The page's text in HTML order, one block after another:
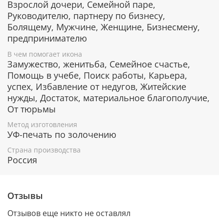
изделию придается особая рельефность и
выразительность. Икона изготовлена из
металлической пластины Miro Silver, нижний слой
которой состоит из алюминия, а верхний - из
серебра. Отдельные элементы покрыты позолотой.
Деревянная основа иконы изготавливается из
наиболее ценных пород лиственных деревьев,
например, дерева окуме и орехового дерева,
которые отличаются благородным цветом и
фактурой.
Уже в киоте
обеспечивает иконе дополнительную защиту от
пыли и выгорания.
любой праздник.
Защита от царапин и потери блеска
Взрослой дочери, Семейной паре,
Руководителю, партнеру по бизнесу,
Болящему, Мужчине, Женщине, Бизнесмену,
предпринимателю
В чем помогает икона
Замужество, женитьба, Семейное счастье,
Помощь в учебе, Поиск работы, Карьера,
успех, Избавление от недугов, Житейские
нужды, Достаток, материальное благополучие,
От тюрьмы
Метод изготовления
УФ-печать по золочению
Страна производства
Россия
Отзывы
Отзывов еще никто не оставлял